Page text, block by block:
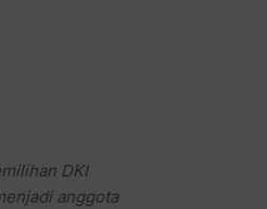
DKI
anggota